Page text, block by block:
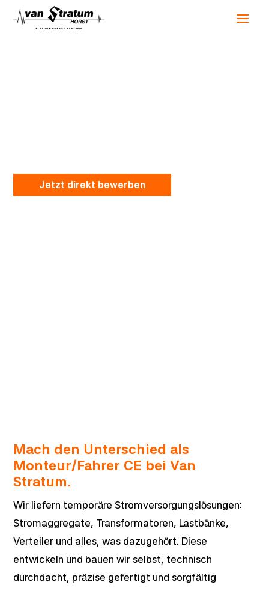
Jetzt direkt bewerben
Mach den Unterschied als
Monteur/Fahrer CE bei Van
Stratum.
Wir liefern temporäre Stromversorgungslösungen:
Stromaggregate, Transformatoren, Lastbänke,
Verteiler und alles, was dazugehört. Diese
entwickeln und bauen wir selbst, technisch
durchdacht, präzise gefertigt und sorgfältig